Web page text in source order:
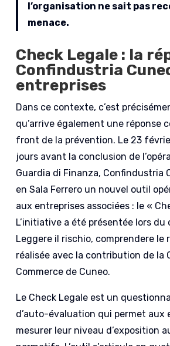
l’organisation ne sait pas
menace.
Check Legale : la
Confindustria
entreprises
Dans ce contexte, c’est
qu’arrive également une réponse
front de la prévention. Le 23
jours avant la conclusion de
Guardia di Finanza, Confindustria
en Sala Ferrero un nouvel outil
aux entreprises associées : le «
L’initiative a été présentée lors du
Leggere il rischio, comprendere le
réalisée avec la contribution de la
Commerce de Cuneo.
Le Check Legale est un
d’auto-évaluation qui permet aux
mesurer leur niveau d’exposition